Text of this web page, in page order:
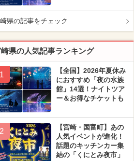
県の記事をチェック
県の人気記事ランキング
1
【全国】2026年夏休み
におすすめ「夜の水族
館」14選！ナイトツア
ー＆お得なチケットも
2
【宮崎・国富町】あの
人気イベントが進化！
話題のキッチンカー集
結の「くにとみ夜市」